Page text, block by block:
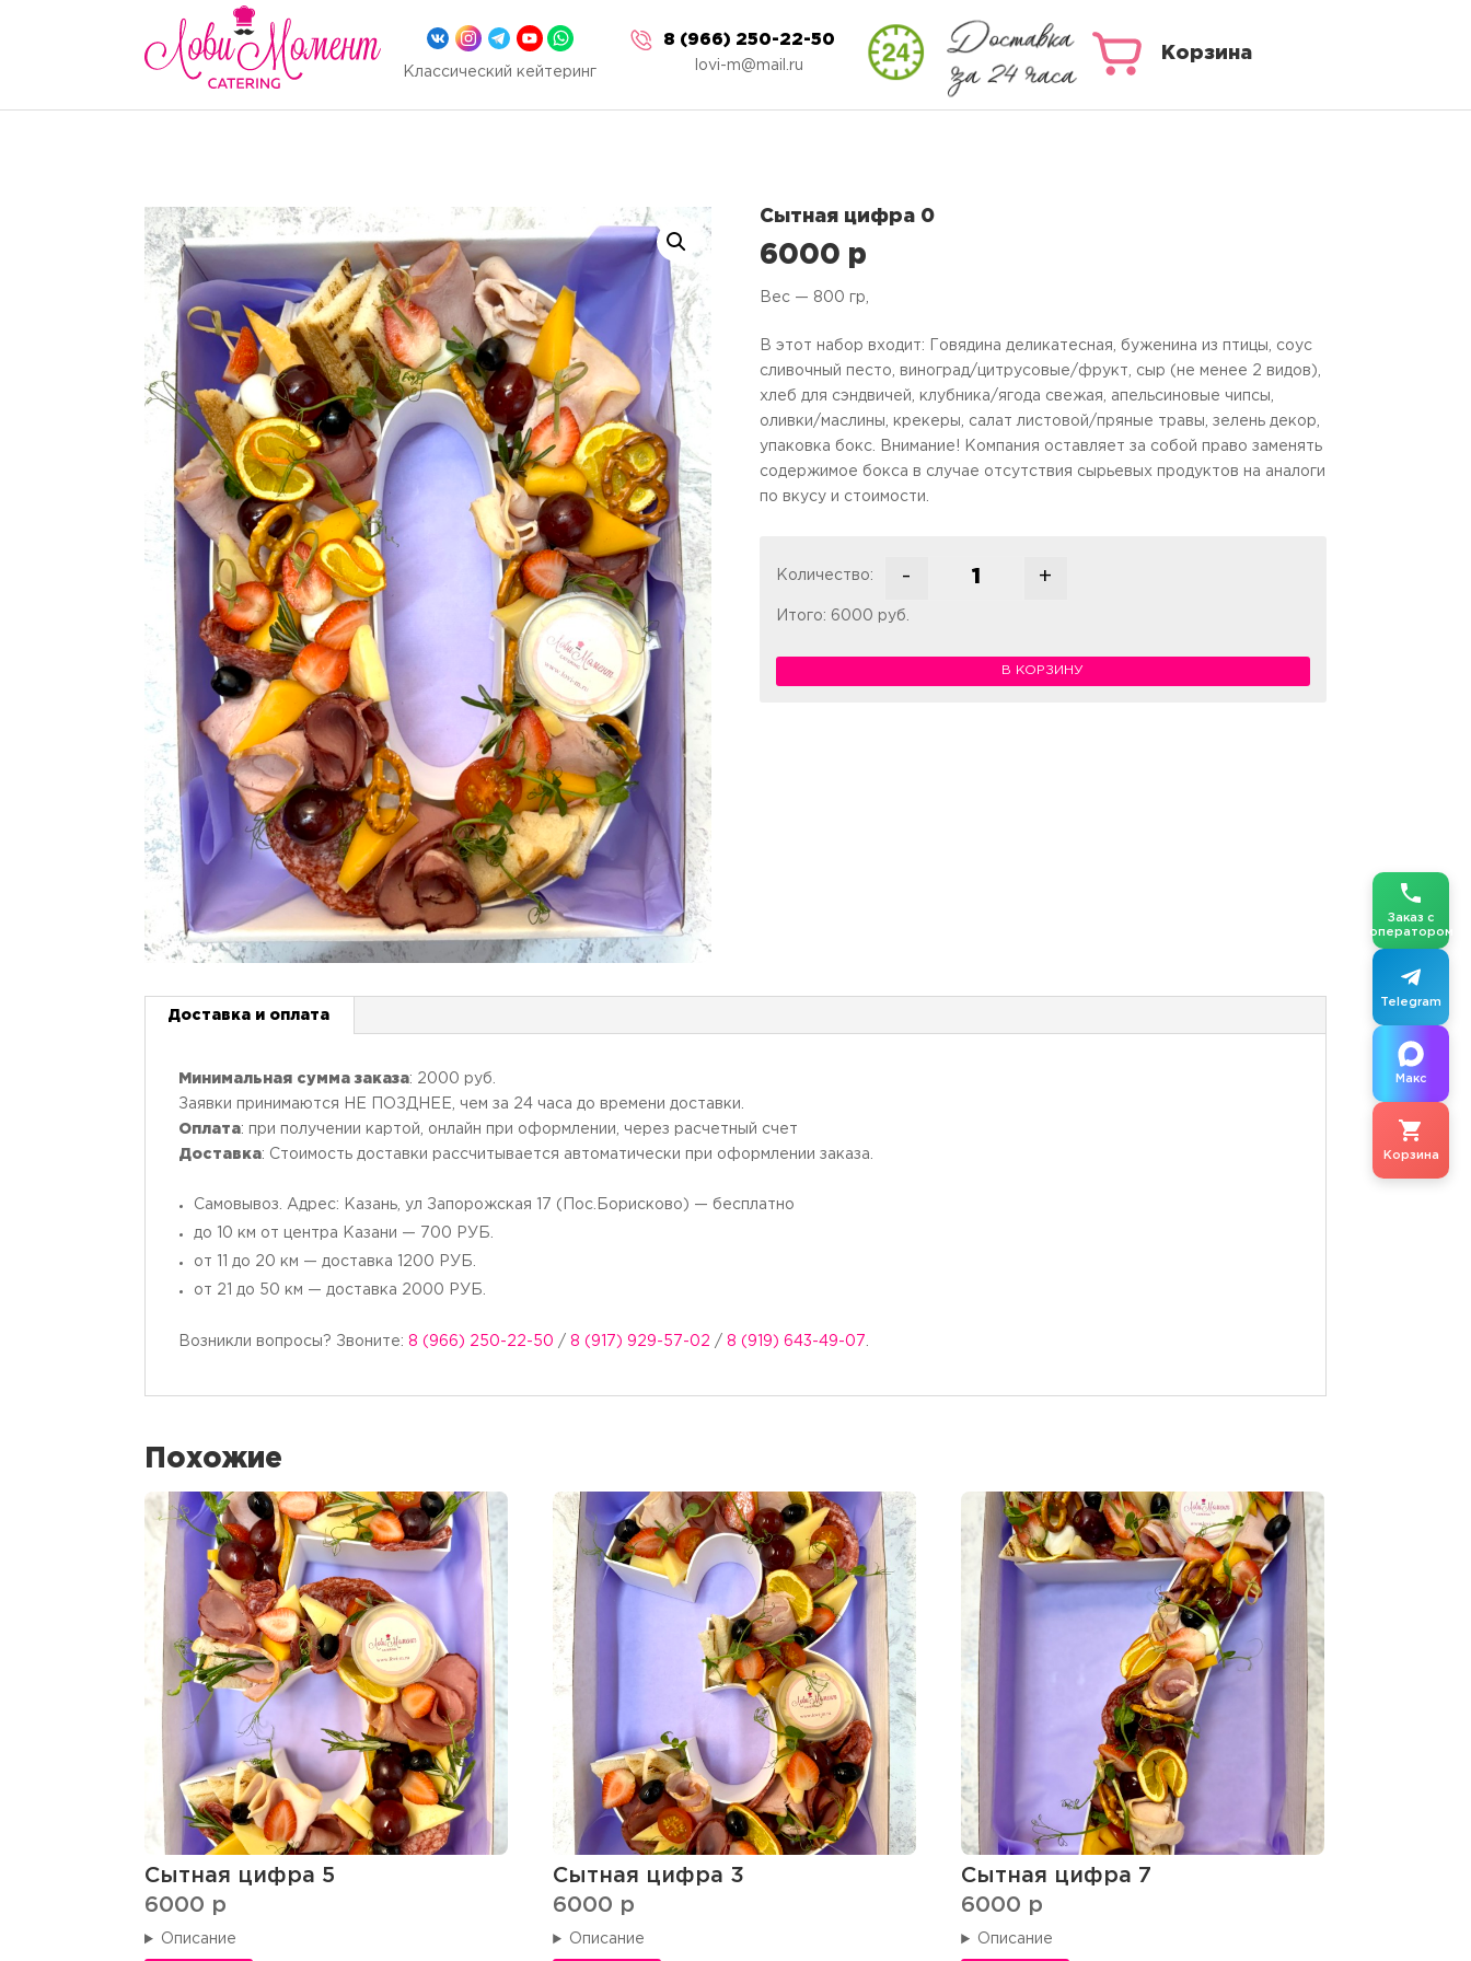
Классический кейтеринг
8 (966) 250-22-50
lovi-m@mail.ru
Корзина
Сытная цифра 0
6000 p
Вес — 800 гр,
В этот набор входит: Говядина деликатесная, буженина из птицы, соус
сливочный песто, виноград/цитрусовые/фрукт, сыр (не менее 2 видов),
хлеб для сэндвичей, клубника/ягода свежая, апельсиновые чипсы,
оливки/маслины, крекеры, салат листовой/пряные травы, зелень декор,
упаковка бокс. Внимание! Компания оставляет за собой право заменять
содержимое бокса в случае отсутствия сырьевых продуктов на аналоги
по вкусу и стоимости.
Количество:
- +
В КОРЗИНУ
Итого: 6000 руб.
Доставка и оплата
Минимальная сумма заказа: 2000 руб.
Заявки принимаются НЕ ПОЗДНЕЕ, чем за 24 часа до времени доставки.
Оплата: при получении картой, онлайн при оформлении, через расчетный счет
Доставка: Стоимость доставки рассчитывается автоматически при оформлении заказа.
Самовывоз. Адрес: Казань, ул Запорожская 17 (Пос.Борисково) — бесплатно
до 10 км от центра Казани — 700 РУБ.
от 11 до 20 км — доставка 1200 РУБ.
от 21 до 50 км — доставка 2000 РУБ.
Возникли вопросы? Звоните: 8 (966) 250-22-50 / 8 (917) 929-57-02 / 8 (919) 643-49-07
Похожие
Сытная цифра 5
6000 p
Описание
Сытная цифра 3
6000 p
Описание
Сытная цифра 7
6000 p
Описание
Заказ с
оператором
Telegram
Макс
Корзина